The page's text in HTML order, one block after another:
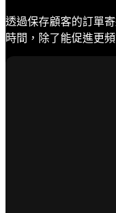
透過保存顧客的訂單
時間，除了能促進更